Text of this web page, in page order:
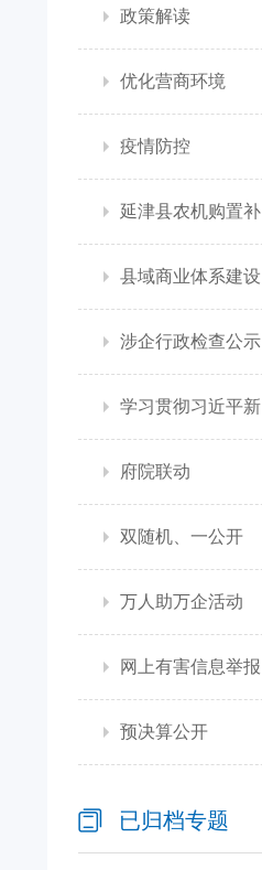
政策解读
优化营商环境
疫情防控
延津县农机购置补贴政策信息公开专栏
县域商业体系建设
涉企行政检查公示专栏
学习贯彻习近平新时代中国特色社会主义思想
府院联动
双随机、一公开
万人助万企活动
网上有害信息举报
预决算公开
已归档专题